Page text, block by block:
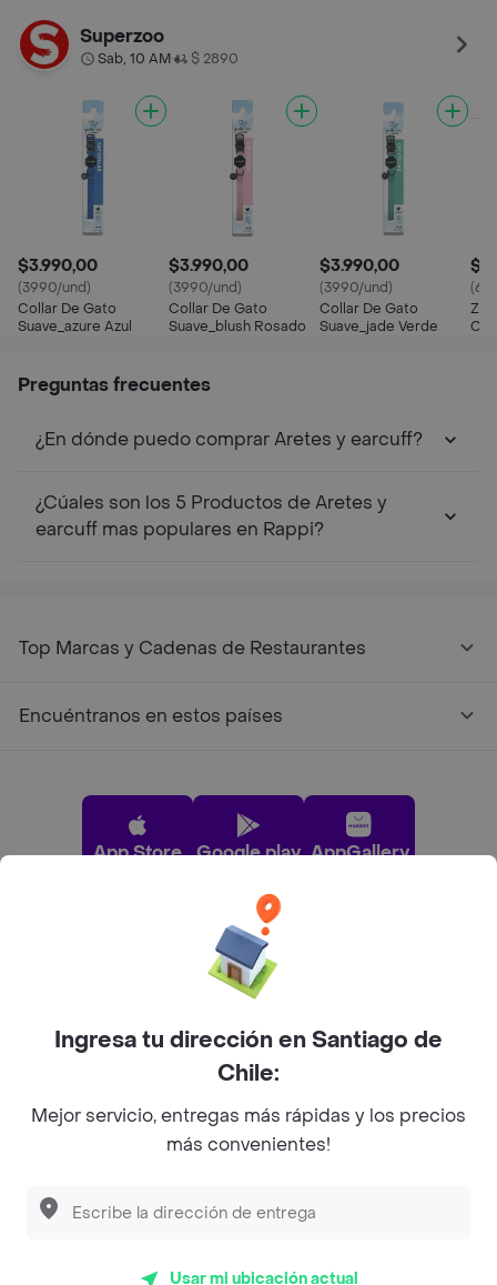
Superzoo
Sab, 10 AM• $ 2890
$3.990,00
(3990/und)
Collar De Gato
Suave_azure Azul
$3.990,00
(3990/und)
Collar De Gato
Suave_blush Rosado
$3.990,00
(3990/und)
Collar De Gato
Suave_jade Verde
Preguntas frecuentes
¿En dónde puedo comprar Aretes y earcuff?
¿Cúales son los 5 Productos de Aretes y
earcuff mas populares en Rappi?
Top Marcas y Cadenas de Restaurantes
Encuéntranos en estos países
App Store Google play AppGallery
Pide tu comida favorita cerca de ti
Categorías
Ingresa tu dirección en Santiago de
Chile:
Mejor servicio, entregas más rápidas y los precios
más convenientes!
Usar mi ubicación actual